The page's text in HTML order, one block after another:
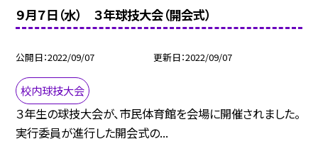
９月７日（水） ３年球技大会（開会式）
公開日 2022/09/07 更新日 2022/09/07
校内球技大会
３年生の球技大会が、市民体育館を会場に開催されました。
実行委員が進行した開会式の...